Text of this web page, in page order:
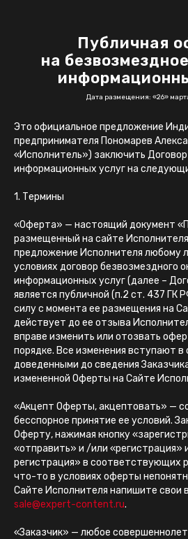
Публичная
на
Дата размещения: «26»
Это официальное предложение
предпринимателя Пономарев
«Исполнитель») заключить Договор
информационных услуг на
1. Термины
«Оферта» — настоящий документ
размещенный на сайте
предложение Исполнителя любому
условиях договор безвозмездного
информационных услуг (далее –
является публичной (п.2 ст. 437 ГК
силу с момента ее размещения на
действует до ее отзыва
вправе изменить или отозвать
порядке. Все изменения вступают в
доведенными до сведения
измененной Оферты на Сайте
«Акцепт Оферты, акцептовать» —
бесспорное принятие ее условий.
Оферту, нажимая кнопку
«отправить» и /или «регистрация»
регистрация» в соответствующих
что-то в условиях оферты
Сайте Исполнителя напишите свои
sale@expert-content.ru.
«Заказчик» — любое